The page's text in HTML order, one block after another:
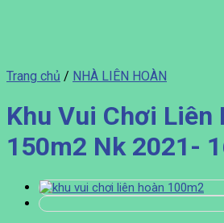
Trang chủ / NHÀ LIÊN HOÀN
Khu Vui Chơi Liên
150m2 Nk 2021-